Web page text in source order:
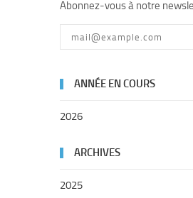
Abonnez-vous à notre
ANNÉE EN COURS
2026
ARCHIVES
2025